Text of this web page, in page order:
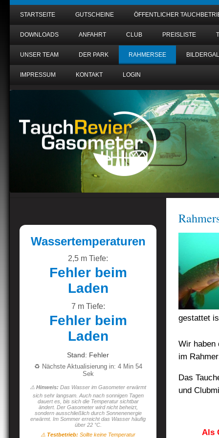
STARTSEITE GUTSCHEINE ÖFFENTLICHER
DOWNLOADS ANFAHRT CLUB PREISLISTE
UNSER TEAM DER PARK RAHMERSEE
IMPRESSUM KONTAKT LOGIN
Wassertemperaturen
2,5 m Tiefe:
Fehler beim
Laden
7 m Tiefe:
Fehler beim
Laden
Stand: Fehler
♻️ Nächste Aktualisierung in: 4 Min 53
Sek
⚠️ Hinweis: Das Wasser im Gasometer erwärmt
sich sehr langsam. Auch nach sonnigen Tagen
dauert es, bis sich die Temperatur sichtbar
ändert. Der Gasometer wird nicht beheizt,
sondern ausschließlich durch Sonnenenergie
erwärmt. Im Sommer erreicht das Wasser häufig
über 22 °C.
⚠️ Testbetrieb: Sollte keine Temperatur
gestattet
Wir
im
Das
und
Als